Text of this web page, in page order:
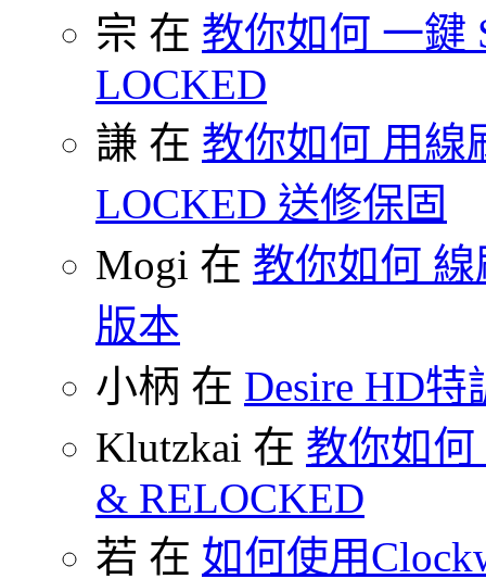
宗 在 教你如何 一鍵
LOCKED
謙 在 教你如何 用線
LOCKED 送修保固
Mogi 在 教你如何 線
版本
小柄 在 Desire HD特
Klutzkai 在 教你如
& RELOCKED
若 在 如何使用